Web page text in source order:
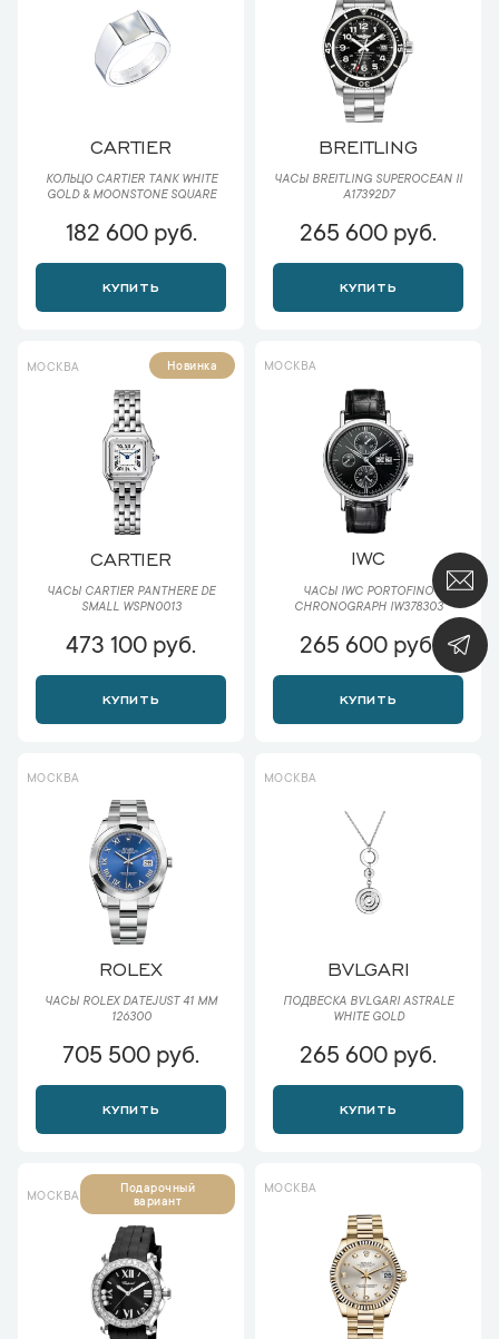
CARTIER
КОЛЬЦО CARTIER TANK WHITE
GOLD & MOONSTONE SQUARE
182 600 руб.
КУПИТЬ
BREITLING
ЧАСЫ BREITLING SUPEROCEAN II
A17392D7
265 600 руб.
КУПИТЬ
МОСКВА Новинка
CARTIER
ЧАСЫ CARTIER PANTHERE DE
SMALL WSPN0013
473 100 руб.
КУПИТЬ
МОСКВА
IWC
ЧАСЫ IWC PORTOFINO
CHRONOGRAPH IW378303
265 600 руб.
КУПИТЬ
МОСКВА
ROLEX
ЧАСЫ ROLEX DATEJUST 41 ММ
126300
705 500 руб.
КУПИТЬ
МОСКВА
BVLGARI
ПОДВЕСКА BVLGARI ASTRALE
WHITE GOLD
265 600 руб.
КУПИТЬ
МОСКВА
Подарочный
вариант
МОСКВА